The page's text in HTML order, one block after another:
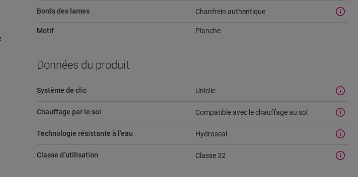
Bords des lames Chanfrein authentique
Motif Planche
Données du produit
Système de clic Uniclic
Chauffage par le sol Compatible avec le chauffage au sol
Technologie résistante à l'eau Hydroseal
Classe d’utilisation Classe 32